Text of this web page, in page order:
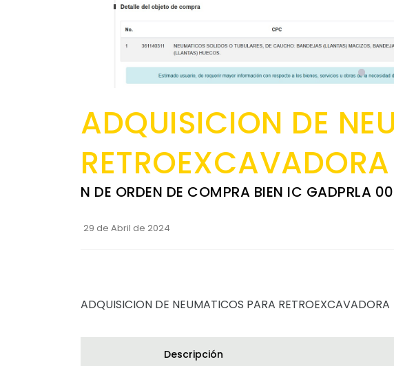
ADQUISICION DE
RETROEXCAVADORA
N DE ORDEN DE COMPRA BIEN IC GADPRLA
29 de Abril de 2024
ADQUISICION DE NEUMATICOS PARA RETROEXCAVADORA
Descripción